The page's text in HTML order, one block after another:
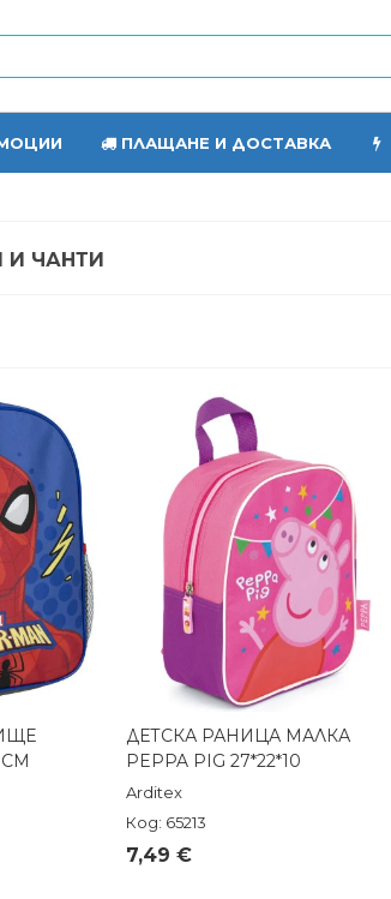
ПЛАЩАНЕ И ДОСТАВКА
И ЧАНТИ
СМ
Бърз преглед
ДЕТСКА РАНИЦА МАЛКА
PEPPA PIG 27*22*10
Arditex
Код: 65213
7,49 €